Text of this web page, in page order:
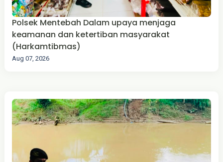
Polsek Mentebah Dalam upaya menjaga
keamanan dan ketertiban masyarakat
(Harkamtibmas)
Aug 07, 2026